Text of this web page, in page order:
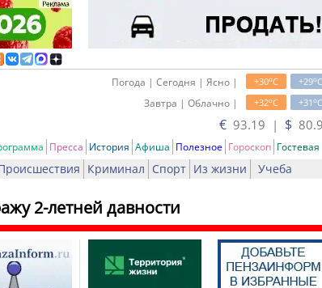
+29oC
+30oC
Погода | Сегодня | Ясно |
+31oC
+32oC
Завтра | Облачно |
€ 93.19 | $
Пресса История Афиша Полезное Гороскоп Гостевая
Криминал Спорт Из жизни Учеба
2-летней давности
Печать